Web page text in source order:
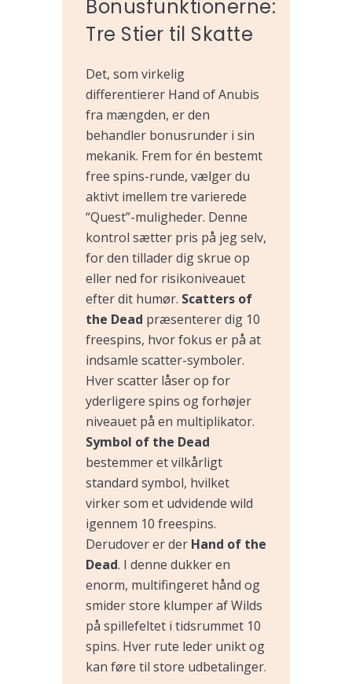
Bonusfunktionerne:
Tre Stier til Skatte
Det, som virkelig
differentierer Hand of Anubis
fra mængden, er den
behandler bonusrunder i sin
mekanik. Frem for én bestemt
free spins-runde, vælger du
aktivt imellem tre varierede
“Quest”-muligheder. Denne
kontrol sætter pris på jeg selv,
for den tillader dig skrue op
eller ned for risikoniveauet
efter dit humør. Scatters of
the Dead præsenterer dig 10
freespins, hvor fokus er på at
indsamle scatter-symboler.
Hver scatter låser op for
yderligere spins og forhøjer
niveauet på en multiplikator.
Symbol of the Dead
bestemmer et vilkårligt
standard symbol, hvilket
virker som et udvidende wild
igennem 10 freespins.
Derudover er der Hand of the
Dead. I denne dukker en
enorm, multifingeret hånd og
smider store klumper af Wilds
på spillefeltet i tidsrummet 10
spins. Hver rute leder unikt og
kan føre til store udbetalinger.